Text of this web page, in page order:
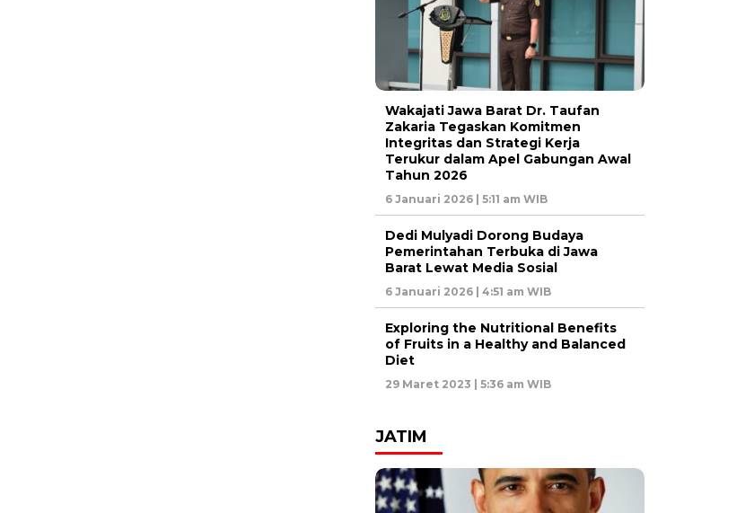
Wakajati Jawa Barat Dr. Taufan
Zakaria Tegaskan Komitmen
Integritas dan Strategi Kerja
Terukur dalam Apel Gabungan Awal
Tahun 2026
6 Januari 2026 | 5:11 am WIB
Dedi Mulyadi Dorong Budaya
Pemerintahan Terbuka di Jawa
Barat Lewat Media Sosial
6 Januari 2026 | 4:51 am WIB
Exploring the Nutritional Benefits
of Fruits in a Healthy and Balanced
Diet
29 Maret 2023 | 5:36 am WIB
JATIM